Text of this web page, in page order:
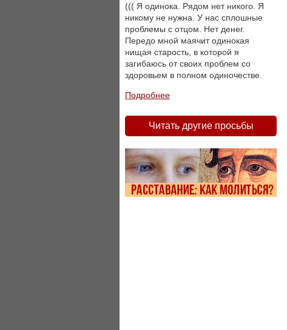
((( Я одинока. Рядом нет никого. Я
никому не нужна. У нас сплошные
проблемы с отцом. Нет денег.
Передо мной маячит одинокая
нищая старость, в которой я
загибаюсь от своих проблем со
здоровьем в полном одиночестве.
Подробнее
Читать другие просьбы